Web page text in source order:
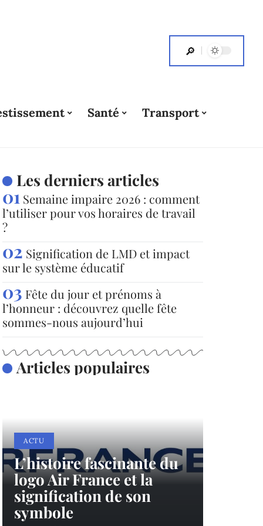
Santé
Transport
Les derniers articles
Semaine impaire 2026 : comment
l’utiliser pour vos horaires de travail
?
Signification de LMD et impact
sur le système éducatif
Fête du jour et prénoms à
l’honneur : découvrez quelle fête
sommes-nous aujourd’hui
Articles populaires
ACTU
L’histoire fascinante du
logo Air France et la
signification de son
symbole